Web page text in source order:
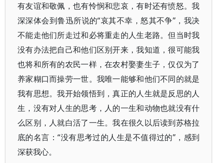
有友谊和敬佩，也有怜悯和悲哀，有时还有愤怒。我
深深体会到鲁迅所说的“哀其不幸，怒其不争”，我决
不能走他们所走过和必将重走的人生老路。但当时我
没有办法把自己和他们区别开来，我知道，很可能我
也将和所有的农民一样，在农村娶妻生子，仅仅为了
养家糊口而操劳一世。我唯一能够和他们不同的就是
我有思想。我开始领悟到，真正的人生就是反思的人
生，没有对人生的思考，人的一生和动物也就没有什
么区别，人就白活了一生。我在很久以后读到苏格拉
底的名言：“没有思考过的人生是不值得过的”，感到
深获我心。